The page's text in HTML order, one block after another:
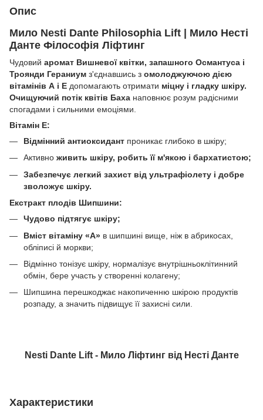
Опис
Мило Nesti Dante Philosophia Lift | Мило Несті
Данте Філософія Ліфтинг
Чудовий аромат Вишневої квітки, запашного Османтуса і
Троянди Гераниум з'єднавшись з омолоджуючою дією
вітамінів А і E допомагають отримати міцну і гладку шкіру.
Очищуючий потік квітів Баха наповнює розум радісними
спогадами і сильними емоціями.
Вітамін Е:
Відмінний антиоксидант проникає глибоко в шкіру;
Активно живить шкіру, робить її м'якою і бархатистою;
Забезпечує легкий захист від ультрафіолету і добре
зволожує шкіру.
Екстракт плодів Шипшини:
Чудово підтягує шкіру;
Вміст вітаміну «А» в шипшині вище, ніж в абрикосах,
обліписі й моркви;
Відмінно тонізує шкіру, нормалізує внутрішньоклітинний
обмін, бере участь у створенні колагену;
Шипшина перешкоджає накопиченню шкірою продуктів
розпаду, а значить підвищує її захисні сили.
Nesti Dante Lift - Мило Ліфтинг від Несті Данте
Характеристики